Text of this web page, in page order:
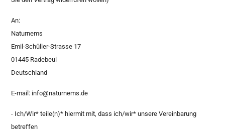
An:
Naturnems
Emil-Schüller-Strasse 17
01445 Radebeul
Deutschland
E-mail: info@naturnems.de
- Ich/Wir* teile(n)* hiermit mit, dass ich/wir* unsere Vereinbarung
betreffen